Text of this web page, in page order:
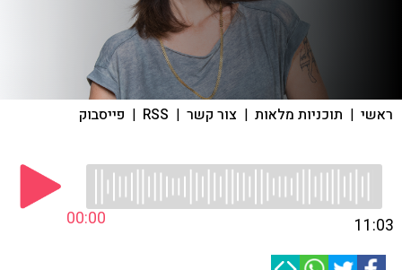
ראשי | תוכניות מלאות | צור קשר |
RSS
| פייסבוק
00:00 11:03